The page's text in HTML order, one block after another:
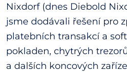
Nixdorf (dnes Diebold
jsme dodávali řešení pro
platebních transakcí a
pokladen, chytrých
a dalších koncových